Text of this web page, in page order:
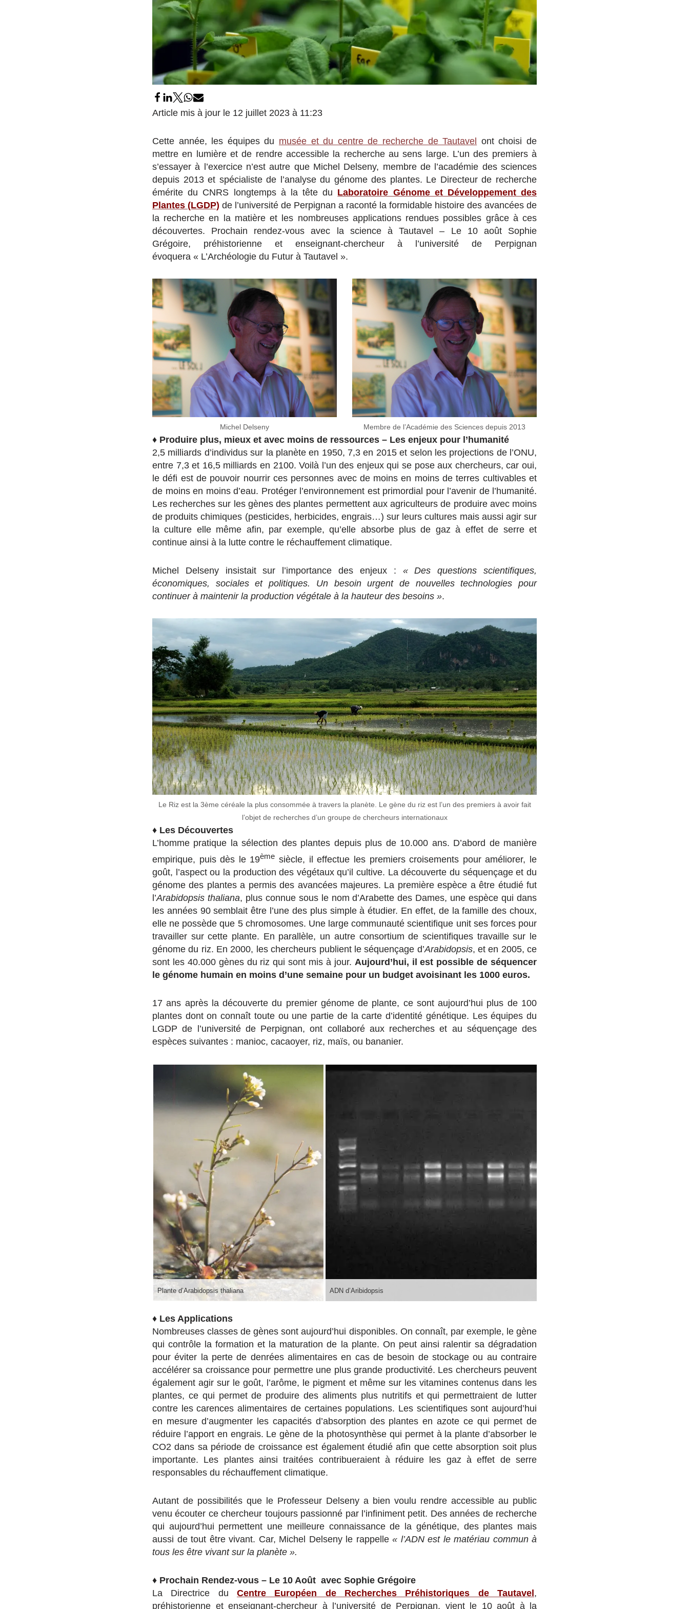
Article mis à jour le 12 juillet 2023 à 11:23
Cette année, les équipes du musée et du centre de recherche de Tautavel ont choisi de
mettre en lumière et de rendre accessible la recherche au sens large. L’un des premiers à
s’essayer à l’exercice n’est autre que Michel Delseny, membre de l’académie des sciences
depuis 2013 et spécialiste de l’analyse du génome des plantes. Le Directeur de recherche
émérite du CNRS longtemps à la tête du Laboratoire Génome et Développement des
Plantes (LGDP) de l’université de Perpignan a raconté la formidable histoire des avancées de
la recherche en la matière et les nombreuses applications rendues possibles grâce à ces
découvertes. Prochain rendez-vous avec la science à Tautavel – Le 10 août Sophie
Grégoire, préhistorienne et enseignant-chercheur à l’université de Perpignan
évoquera « L’Archéologie du Futur à Tautavel ».
Michel Delseny Membre de l’Académie des Sciences depuis 2013
♦ Produire plus, mieux et avec moins de ressources – Les enjeux pour l’humanité
2,5 milliards d’individus sur la planète en 1950, 7,3 en 2015 et selon les projections de l’ONU,
entre 7,3 et 16,5 milliards en 2100. Voilà l’un des enjeux qui se pose aux chercheurs, car oui,
le défi est de pouvoir nourrir ces personnes avec de moins en moins de terres cultivables et
de moins en moins d’eau. Protéger l’environnement est primordial pour l’avenir de l’humanité.
Les recherches sur les gènes des plantes permettent aux agriculteurs de produire avec moins
de produits chimiques (pesticides, herbicides, engrais…) sur leurs cultures mais aussi agir sur
la culture elle même afin, par exemple, qu’elle absorbe plus de gaz à effet de serre et
continue ainsi à la lutte contre le réchauffement climatique.
Michel Delseny insistait sur l’importance des enjeux : « Des questions scientifiques,
économiques, sociales et politiques. Un besoin urgent de nouvelles technologies pour
continuer à maintenir la production végétale à la hauteur des besoins ».
Le Riz est la 3ème céréale la plus consommée à travers la planète. Le gène du riz est l’un des premiers à avoir fait
l’objet de recherches d’un groupe de chercheurs internationaux
♦ Les Découvertes
L’homme pratique la sélection des plantes depuis plus de 10.000 ans. D’abord de manière
empirique, puis dès le 19ème siècle, il effectue les premiers croisements pour améliorer, le
goût, l’aspect ou la production des végétaux qu’il cultive. La découverte du séquençage et du
génome des plantes a permis des avancées majeures. La première espèce a être étudié fut
l’Arabidopsis thaliana, plus connue sous le nom d’Arabette des Dames, une espèce qui dans
les années 90 semblait être l’une des plus simple à étudier. En effet, de la famille des choux,
elle ne possède que 5 chromosomes. Une large communauté scientifique unit ses forces pour
travailler sur cette plante. En parallèle, un autre consortium de scientifiques travaille sur le
génome du riz. En 2000, les chercheurs publient le séquençage d’Arabidopsis, et en 2005, ce
sont les 40.000 gènes du riz qui sont mis à jour. Aujourd’hui, il est possible de séquencer
le génome humain en moins d’une semaine pour un budget avoisinant les 1000 euros.
17 ans après la découverte du premier génome de plante, ce sont aujourd’hui plus de 100
plantes dont on connaît toute ou une partie de la carte d’identité génétique. Les équipes du
LGDP de l’université de Perpignan, ont collaboré aux recherches et au séquençage des
espèces suivantes : manioc, cacaoyer, riz, maïs, ou bananier.
Plante d’Arabidopsis thaliana ADN d’Aribidopsis
♦ Les Applications
Nombreuses classes de gènes sont aujourd’hui disponibles. On connaît, par exemple, le gène
qui contrôle la formation et la maturation de la plante. On peut ainsi ralentir sa dégradation
pour éviter la perte de denrées alimentaires en cas de besoin de stockage ou au contraire
accélérer sa croissance pour permettre une plus grande productivité. Les chercheurs peuvent
également agir sur le goût, l’arôme, le pigment et même sur les vitamines contenus dans les
plantes, ce qui permet de produire des aliments plus nutritifs et qui permettraient de lutter
contre les carences alimentaires de certaines populations. Les scientifiques sont aujourd’hui
en mesure d’augmenter les capacités d’absorption des plantes en azote ce qui permet de
réduire l’apport en engrais. Le gène de la photosynthèse qui permet à la plante d’absorber le
CO2 dans sa période de croissance est également étudié afin que cette absorption soit plus
importante. Les plantes ainsi traitées contribueraient à réduire les gaz à effet de serre
responsables du réchauffement climatique.
Autant de possibilités que le Professeur Delseny a bien voulu rendre accessible au public
venu écouter ce chercheur toujours passionné par l’infiniment petit. Des années de recherche
qui aujourd’hui permettent une meilleure connaissance de la génétique, des plantes mais
aussi de tout être vivant. Car, Michel Delseny le rappelle « l’ADN est le matériau commun à
tous les être vivant sur la planète ».
♦ Prochain Rendez-vous – Le 10 Août avec Sophie Grégoire
La Directrice du Centre Européen de Recherches Préhistoriques de Tautavel ,
préhistorienne et enseignant-chercheur à l’université de Perpignan, vient le 10 août à la